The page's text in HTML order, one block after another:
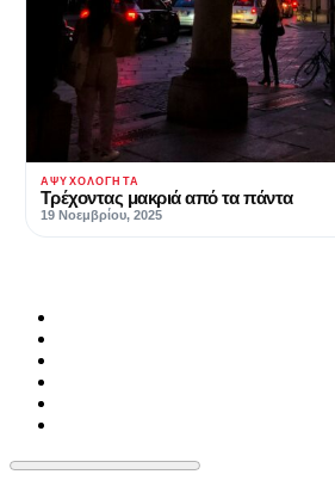
ΑΨΥΧΟΛΌΓΗΤΑ
Τρέχοντας μακριά από τα πάντα
19 Νοεμβρίου, 2025